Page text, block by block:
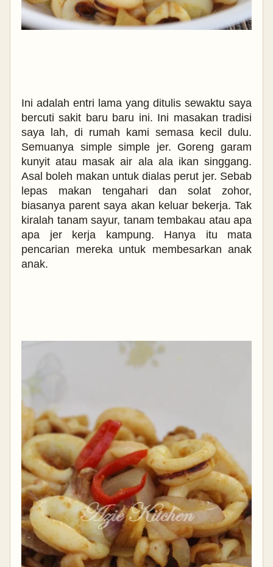
Ini adalah entri lama yang ditulis sewaktu saya
bercuti sakit baru baru ini. Ini masakan tradisi
saya lah, di rumah kami semasa kecil dulu.
Semuanya simple simple jer. Goreng garam
kunyit atau masak air ala ala ikan singgang.
Asal boleh makan untuk dialas perut jer. Sebab
lepas makan tengahari dan solat zohor,
biasanya parent saya akan keluar bekerja. Tak
kiralah tanam sayur, tanam tembakau atau apa
apa jer kerja kampung. Hanya itu mata
pencarian mereka untuk membesarkan anak
anak.